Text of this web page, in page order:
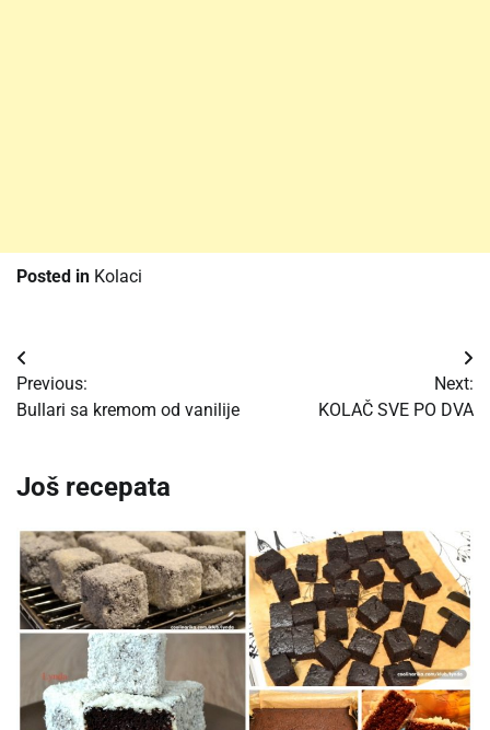
Posted in Kolaci
Post
navigation
Previous:
Bullari sa kremom od vanilije
Next:
KOLAČ SVE PO DVA
Još recepata